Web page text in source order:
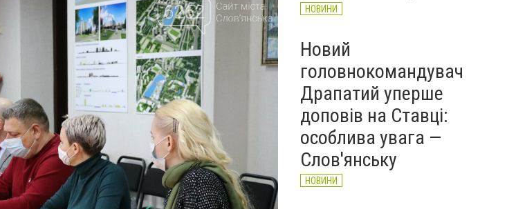
НОВИНИ
Новий
головнокомандувач
Драпатий уперше
доповів на Ставці:
особлива увага —
Слов'янську
НОВИНИ